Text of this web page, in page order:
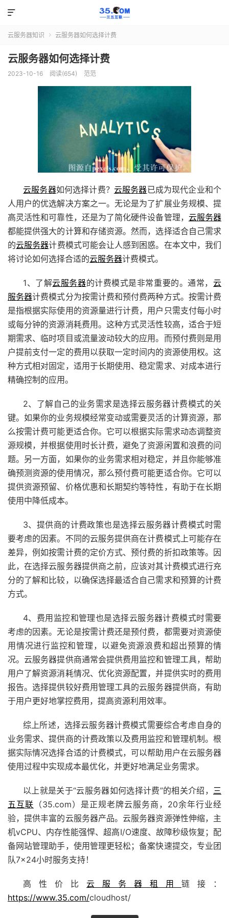

云服务器知识  云服务器如何选择计费
云服务器如何选择计费
2023-10-16 阅读(654) 范范
云服务器如何选择计费？ 云服务器已成为现代企业和个
人用户的优选解决方案之一。无论是为了扩展业务规模、提
高灵活性和可靠性，还是为了简化硬件设备管理， 云服务器
都能提供强大的计算和存储资源。然而，选择适合自己需求
的云服务器计费模式可能会让人感到困惑。在本文中，我们
将讨论如何选择合适的云服务器计费模式。
1、了解云服务器的计费模式是非常重要的。通常，云
服务器计费模式分为按需计费和预付费两种方式。按需计费
是指根据实际使用的资源量进行计费，用户只需支付每小时
或每分钟的资源消耗费用。这种方式灵活性较高，适合于短
期需求、临时项目或流量波动较大的应用。而预付费则是用
户提前支付一定的费用以获取一定时间内的资源使用权。这
种方式相对固定，适用于长期使用、稳定需求、对成本进行
精确控制的应用。
2、了解自己的业务需求是选择云服务器计费模式的关
键。如果你的业务规模经常变动或需要灵活的计算资源，那
么按需计费可能更适合你。它可以根据实际需求动态调整资
源规模，并根据使用时长计费，避免了资源闲置和浪费的问
题。另一方面，如果你的业务需求相对稳定，并且你能够准
确预测资源的使用情况，那么预付费可能更适合你。它可以
提供资源预留、价格优惠和长期契约等特性，有助于在长期
使用中降低成本。
3、提供商的计费政策也是选择云服务器计费模式时需
要考虑的因素。不同的云服务提供商在计费模式上可能存在
差异，例如按需计费的定价方式、预付费的折扣政策等。因
此，在选择云服务器提供商之前，应该对其计费模式进行充
分的了解和比较，以确保选择最适合自己需求和预算的计费
方式。
4、费用监控和管理也是选择云服务器计费模式时需要
考虑的因素。无论是按需计费还是预付费，都需要对资源使
用情况进行监控和管理，以避免资源浪费和超出预算的情
况。云服务器提供商通常会提供费用监控和管理工具，帮助
用户了解资源消耗情况、优化资源配置，并提供实时的费用
报告。选择提供较好费用管理工具的云服务器提供商，有助
于用户更好地掌控费用，提高资源利用效率。
综上所述，选择云服务器计费模式需要综合考虑自身的
业务需求、提供商的计费政策以及费用监控和管理机制。根
据实际情况选择合适的计费模式，可以帮助用户在云服务器
使用过程中实现成本最优化，并更好地满足业务需求。
以上就是关于“云服务器如何选择计费”的相关介绍， 三
五互联 （35.com）是正规老牌云服务商 ，20余年行业经
验，提供丰富的云服务器产品。云服务器资源弹性伸缩，主
机vCPU、内存性能强悍、超高I/O速度、故障秒级恢复；配
备网站管理助手，使用管理更轻松；备案快速提交，专业团
队7×24小时服务支持！
高性价比 云服务器租用 链接：
https://www.35.com/cloudhost/